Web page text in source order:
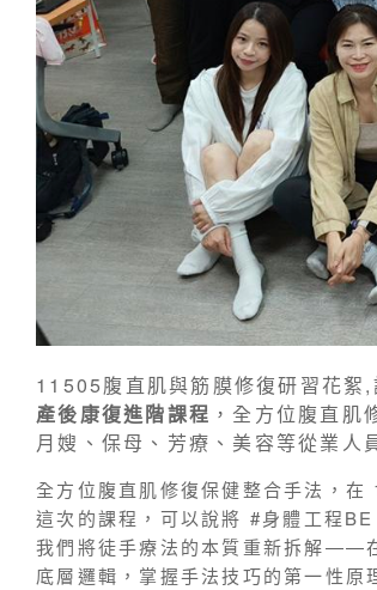
11505腹直肌與筋膜修復研習花絮,
產後康復進階課程 ，全方位腹直肌
月嫂、保母、芳療、美容等從業人
全方位腹直肌修復保健整合手法，
這次的課程，可以說將 #身體工程
我們將徒手療法的本質重新拆解——
底層邏輯，掌握手法技巧的第一性原